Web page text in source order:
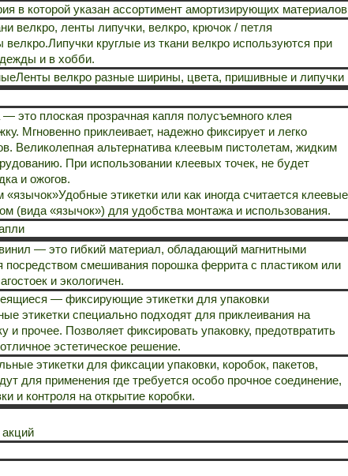
в которой указан ассортимент амортизирующих материалов
велкро, ленты липучки, велкро, крючок / петля
велкро.Липучки круглые из ткани велкро используются при
и в хобби.
Ленты велкро разные ширины, цвета, пришивные и липучки
— это плоская прозрачная капля полусъемного клея
Мгновенно приклеивает, надежно фиксирует и легко
Великолепная альтернатива клеевым пистолетам, жидким
При использовании клеевых точек, не будет
и ожогов.
«язычок»Удобные этикетки или как иногда считается клеевые
(вида «язычок») для удобства монтажа и использования.
— это гибкий материал, обладающий магнитными
посредством смешивания порошка феррита с пластиком или
и экологичен.
— фиксирующие этикетки для упаковки
этикетки специально подходят для приклеивания на
и прочее. Позволяет фиксировать упаковку, предотвратить
эстетическое решение.
этикетки для фиксации упаковки, коробок, пакетов,
для применения где требуется особо прочное соединение,
и контроля на открытие коробки.